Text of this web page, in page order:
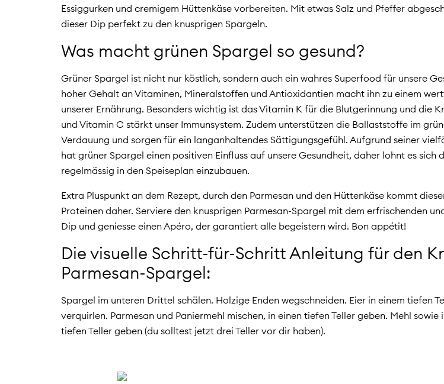
Essiggurken und cremigem Hüttenkäse vorbereiten. Mit etwas Salz und Pfeffer
dieser Dip perfekt zu den knusprigen Spargeln.
Was macht grünen Spargel so gesund?
Grüner Spargel ist nicht nur köstlich, sondern auch ein wahres Superfood für unsere
hoher Gehalt an Vitaminen, Mineralstoffen und Antioxidantien macht ihn zu einem
unserer Ernährung. Besonders wichtig ist das Vitamin K für die Blutgerinnung und die
und Vitamin C stärkt unser Immunsystem. Zudem unterstützen die Ballaststoffe im
Verdauung und sorgen für ein langanhaltendes Sättigungsgefühl. Aufgrund seiner
hat grüner Spargel einen positiven Einfluss auf unsere Gesundheit, daher lohnt es sich
regelmässig in den Speiseplan einzubauen.
Extra Pluspunkt an dem Rezept, durch den Parmesan und den Hüttenkäse kommt
Proteinen daher. Serviere den knusprigen Parmesan-Spargel mit dem erfrischenden
Dip und geniesse einen Apéro, der garantiert alle begeistern wird. Bon appétit!
Die visuelle Schritt-für-Schritt Anleitung für den
Parmesan-Spargel:
Spargel im unteren Drittel schälen. Holzige Enden wegschneiden. Eier in einem tiefen
verquirlen. Parmesan und Paniermehl mischen, in einen tiefen Teller geben. Mehl sowie
tiefen Teller geben (du solltest jetzt drei Teller vor dir haben).